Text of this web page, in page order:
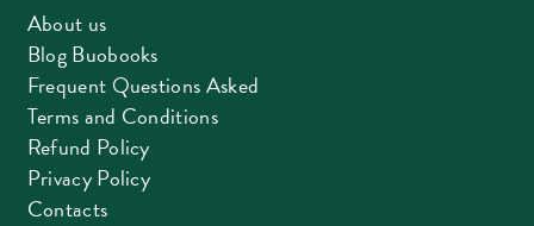
About us
Blog Buobooks
Frequent Questions Asked
Terms and Conditions
Refund Policy
Privacy Policy
Contacts